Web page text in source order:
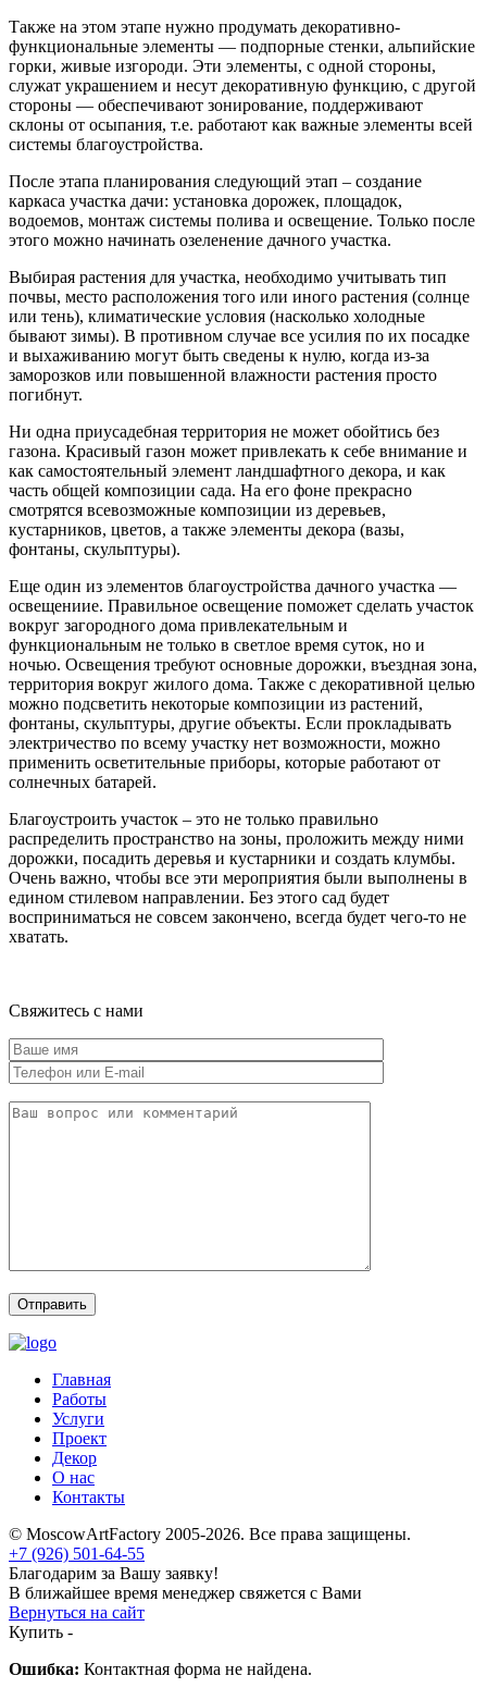
Также на этом этапе нужно продумать декоративно-
функциональные элементы — подпорные стенки, альпийские
горки, живые изгороди. Эти элементы, с одной стороны,
служат украшением и несут декоративную функцию, с другой
стороны — обеспечивают зонирование, поддерживают
склоны от осыпания, т.е. работают как важные элементы всей
системы благоустройства.
После этапа планирования следующий этап – создание
каркаса участка дачи: установка дорожек, площадок,
водоемов, монтаж системы полива и освещение. Только после
этого можно начинать озеленение дачного участка.
Выбирая растения для участка, необходимо учитывать тип
почвы, место расположения того или иного растения (солнце
или тень), климатические условия (насколько холодные
бывают зимы). В противном случае все усилия по их посадке
и выхаживанию могут быть сведены к нулю, когда из-за
заморозков или повышенной влажности растения просто
погибнут.
Ни одна приусадебная территория не может обойтись без
газона. Красивый газон может привлекать к себе внимание и
как самостоятельный элемент ландшафтного декора, и как
часть общей композиции сада. На его фоне прекрасно
смотрятся всевозможные композиции из деревьев,
кустарников, цветов, а также элементы декора (вазы,
фонтаны, скульптуры).
Еще один из элементов благоустройства дачного участка —
освещениие. Правильное освещение поможет сделать участок
вокруг загородного дома привлекательным и
функциональным не только в светлое время суток, но и
ночью. Освещения требуют основные дорожки, въездная зона,
территория вокруг жилого дома. Также с декоративной целью
можно подсветить некоторые композиции из растений,
фонтаны, скульптуры, другие объекты. Если прокладывать
электричество по всему участку нет возможности, можно
применить осветительные приборы, которые работают от
солнечных батарей.
Благоустроить участок – это не только правильно
распределить пространство на зоны, проложить между ними
дорожки, посадить деревья и кустарники и создать клумбы.
Очень важно, чтобы все эти мероприятия были выполнены в
едином стилевом направлении. Без этого сад будет
восприниматься не совсем закончено, всегда будет чего-то не
хватать.
Свяжитесь с нами
Главная
Работы
Услуги
Проект
Декор
О нас
Контакты
© MoscowArtFactory 2005-2026. Все права защищены.
+7 (926) 501-64-55
Благодарим за Вашу заявку!
В ближайшее время менеджер свяжется с Вами
Вернуться на сайт
Купить -
Ошибка: Контактная форма не найдена.